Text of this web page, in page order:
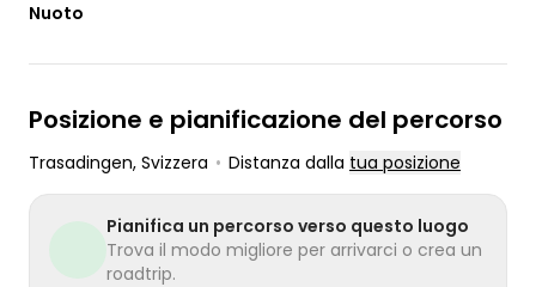
Nuoto
Posizione e pianificazione del percorso
Trasadingen, Svizzera • Distanza dalla tua posizione
Pianifica un percorso verso questo luogo
Trova il modo migliore per arrivarci o crea un
roadtrip.